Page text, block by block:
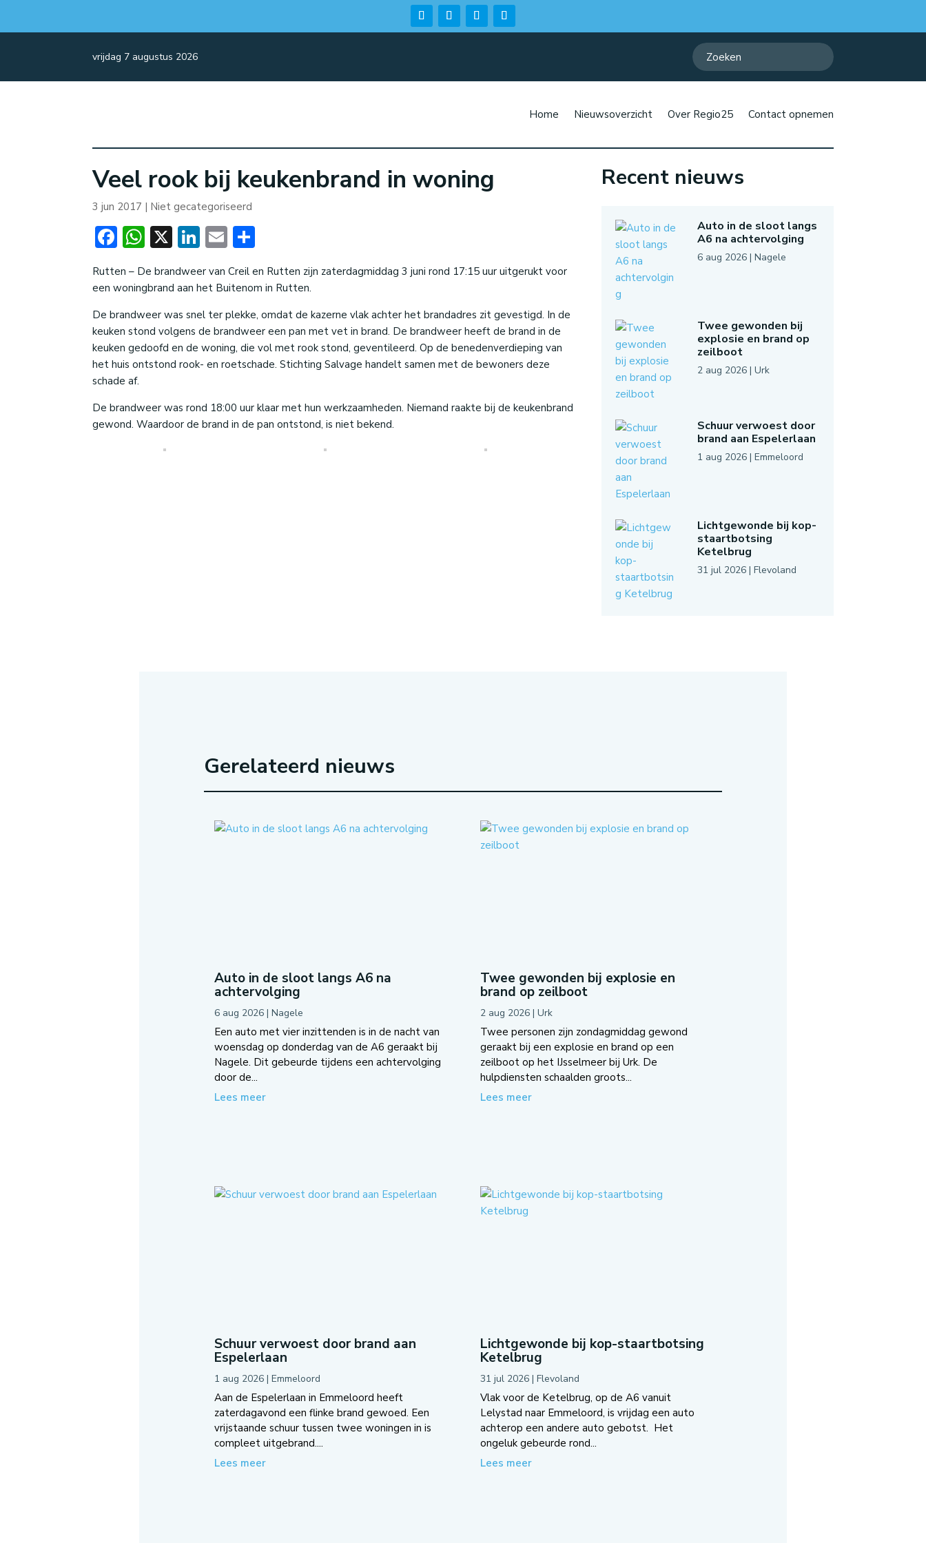
vrijdag 7 augustus 2026
Home Nieuwsoverzicht Over Regio25 Contact opnemen
Veel rook bij keukenbrand in woning
3 jun 2017 | Niet gecategoriseerd
Facebook
WhatsApp
X LinkedIn
Email
Rutten – De brandweer van Creil en Rutten zijn zaterdagmiddag 3 juni rond 17:15 uur uitgerukt voor
een woningbrand aan het Buitenom in Rutten.
De brandweer was snel ter plekke, omdat de kazerne vlak achter het brandadres zit gevestigd. In de
keuken stond volgens de brandweer een pan met vet in brand. De brandweer heeft de brand in de
keuken gedoofd en de woning, die vol met rook stond, geventileerd. Op de benedenverdieping van
het huis ontstond rook- en roetschade. Stichting Salvage handelt samen met de bewoners deze
schade af.
De brandweer was rond 18:00 uur klaar met hun werkzaamheden. Niemand raakte bij de keukenbrand
gewond. Waardoor de brand in de pan ontstond, is niet bekend.
Recent nieuws
Auto in de sloot langs
A6 na achtervolging
6 aug 2026| Nagele
Twee gewonden bij
explosie en brand op
zeilboot
2 aug 2026| Urk
Schuur verwoest door
brand aan Espelerlaan
1 aug 2026| Emmeloord
Lichtgewonde bij kop-
staartbotsing
Ketelbrug
31 jul 2026| Flevoland
Gerelateerd nieuws
Auto in de sloot langs A6 na
achtervolging
6 aug 2026| Nagele
Een auto met vier inzittenden is in de nacht van
woensdag op donderdag van de A6 geraakt bij
Nagele. Dit gebeurde tijdens een achtervolging
door de...
Lees meer
Twee gewonden bij explosie en
brand op zeilboot
2 aug 2026| Urk
Twee personen zijn zondagmiddag gewond
geraakt bij een explosie en brand op een
zeilboot op het IJsselmeer bij Urk. De
hulpdiensten schaalden groots...
Lees meer
Schuur verwoest door brand aan
Espelerlaan
1 aug 2026| Emmeloord
Aan de Espelerlaan in Emmeloord heeft
zaterdagavond een flinke brand gewoed. Een
vrijstaande schuur tussen twee woningen in is
compleet uitgebrand....
Lees meer
Lichtgewonde bij kop-staartbotsing
Ketelbrug
31 jul 2026| Flevoland
Vlak voor de Ketelbrug, op de A6 vanuit
Lelystad naar Emmeloord, is vrijdag een auto
achterop een andere auto gebotst. Het
ongeluk gebeurde rond...
Lees meer